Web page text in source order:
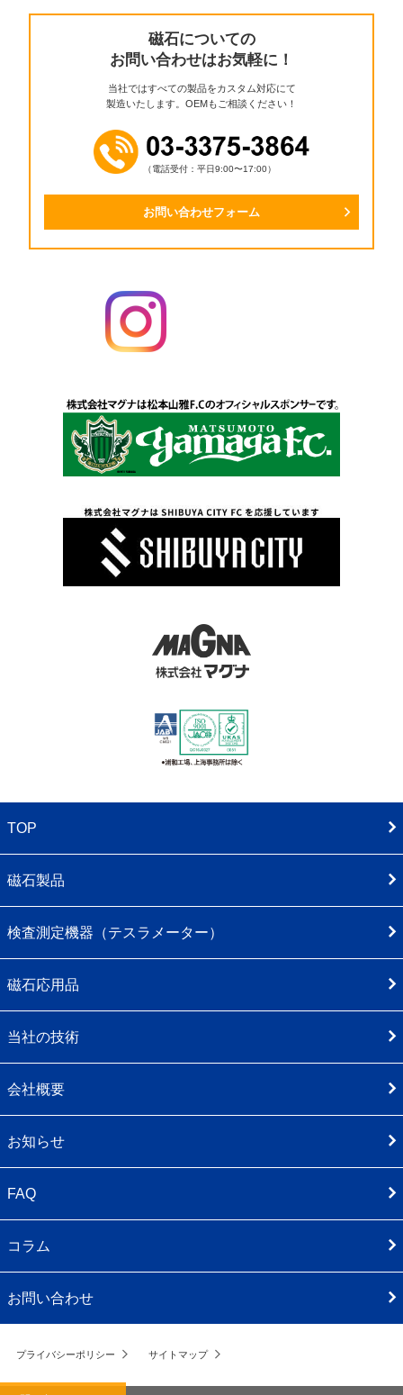
磁石についての
お問い合わせはお気軽に！
当社ではすべての製品をカスタム対応にて
製造いたします。OEMもご相談ください！
（電話受付：平日9:00〜17:00）
お問い合わせフォーム
TOP
磁石製品
検査測定機器（テスラメーター）
磁石応用品
当社の技術
会社概要
お知らせ
FAQ
コラム
お問い合わせ
プライバシーポリシー サイトマップ